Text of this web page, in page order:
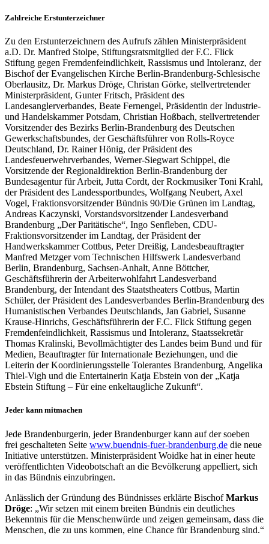
Zahlreiche Erstunterzeichner
Zu den Erstunterzeichnern des Aufrufs zählen Ministerpräsident
a.D. Dr. Manfred Stolpe, Stiftungsratsmitglied der F.C. Flick
Stiftung gegen Fremdenfeindlichkeit, Rassismus und Intoleranz, der
Bischof der Evangelischen Kirche Berlin-Brandenburg-Schlesische
Oberlausitz, Dr. Markus Dröge, Christan Görke, stellvertretender
Ministerpräsident, Gunter Fritsch, Präsident des
Landesanglerverbandes, Beate Fernengel, Präsidentin der Industrie-
und Handelskammer Potsdam, Christian Hoßbach, stellvertretender
Vorsitzender des Bezirks Berlin-Brandenburg des Deutschen
Gewerkschaftsbundes, der Geschäftsführer von Rolls-Royce
Deutschland, Dr. Rainer Hönig, der Präsident des
Landesfeuerwehrverbandes, Werner-Siegwart Schippel, die
Vorsitzende der Regionaldirektion Berlin-Brandenburg der
Bundesagentur für Arbeit, Jutta Cordt, der Rockmusiker Toni Krahl,
der Präsident des Landessportbundes, Wolfgang Neubert, Axel
Vogel, Fraktionsvorsitzender Bündnis 90/Die Grünen im Landtag,
Andreas Kaczynski, Vorstandsvorsitzender Landesverband
Brandenburg „Der Paritätische“, Ingo Senfleben, CDU-
Fraktionsvorsitzender im Landtag, der Präsident der
Handwerkskammer Cottbus, Peter Dreißig, Landesbeauftragter
Manfred Metzger vom Technischen Hilfswerk Landesverband
Berlin, Brandenburg, Sachsen-Anhalt, Anne Böttcher,
Geschäftsführerin der Arbeiterwohlfahrt Landesverband
Brandenburg, der Intendant des Staatstheaters Cottbus, Martin
Schüler, der Präsident des Landesverbandes Berlin-Brandenburg des
Humanistischen Verbandes Deutschlands, Jan Gabriel, Susanne
Krause-Hinrichs, Geschäftsführerin der F.C. Flick Stiftung gegen
Fremdenfeindlichkeit, Rassismus und Intoleranz, Staatssekretär
Thomas Kralinski, Bevollmächtigter des Landes beim Bund und für
Medien, Beauftragter für Internationale Beziehungen, und die
Leiterin der Koordinierungsstelle Tolerantes Brandenburg, Angelika
Thiel-Vigh und die Entertainerin Katja Ebstein von der „Katja
Ebstein Stiftung – Für eine enkeltaugliche Zukunft“.
Jeder kann mitmachen
Jede Brandenburgerin, jeder Brandenburger kann auf der soeben
frei geschalteten Seite www.buendnis-fuer-brandenburg.de die neue
Initiative unterstützen. Ministerpräsident Woidke hat in einer heute
veröffentlichten Videobotschaft an die Bevölkerung appelliert, sich
in das Bündnis einzubringen.
Anlässlich der Gründung des Bündnisses erklärte BischofMarkus
Dröge: „Wir setzen mit einem breiten Bündnis ein deutliches
Bekenntnis für die Menschenwürde und zeigen gemeinsam, dass die
Menschen, die zu uns kommen, eine Chance für Brandenburg sind.“